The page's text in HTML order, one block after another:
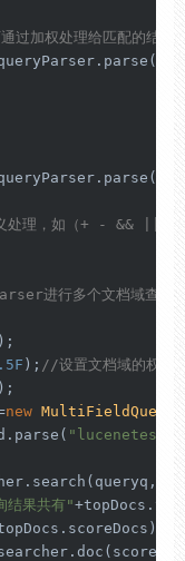
过加权处理给匹配的结果
转义处理，如（+
进行多个文档域查询
); //设置文档域的权值
);
new
结果共有"